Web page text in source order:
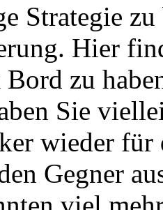
Strategie
Hier
zu
Sie
wieder für
Gegner